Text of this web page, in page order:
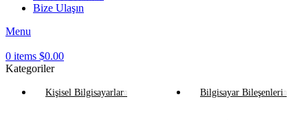
Bize Ulaşın
Menu
0 items $0.00
Kategoriler
Kişisel Bilgisayarlar Bilgisayar Bileşenleri